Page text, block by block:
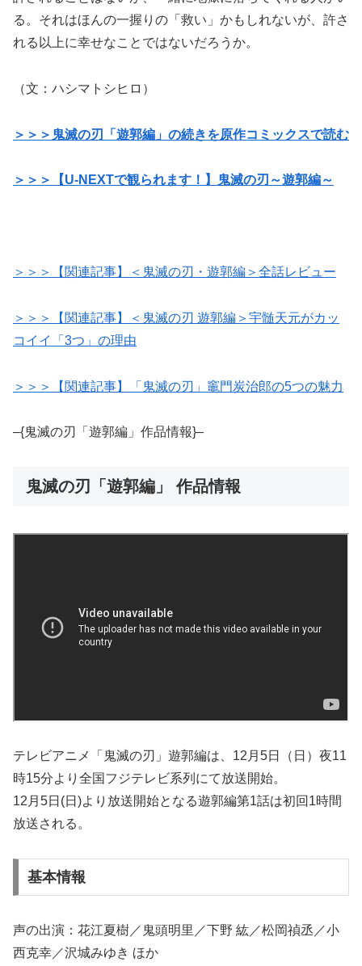
る。それはほんの一握りの「救い」かもしれないが、許さ
れる以上に幸せなことではないだろうか。
（文：ハシマトシヒロ）
＞＞＞鬼滅の刃「遊郭編」の続きを原作コミックスで読む
＞＞＞【U-NEXTで観られます！】鬼滅の刃～遊郭編～
＞＞＞【関連記事】＜鬼滅の刃・遊郭編＞全話レビュー
＞＞＞【関連記事】＜鬼滅の刃 遊郭編＞宇髄天元がカッ
コイイ「3つ」の理由
＞＞＞【関連記事】「鬼滅の刃」竈門炭治郎の5つの魅力
–{鬼滅の刃「遊郭編」作品情報}–
鬼滅の刃「遊郭編」 作品情報
テレビアニメ「鬼滅の刃」遊郭編は、12月5日（日）夜11
時15分より全国フジテレビ系列にて放送開始。
12月5日(日)より放送開始となる遊郭編第1話は初回1時間
放送される。
基本情報
声の出演：花江夏樹／鬼頭明里／下野 紘／松岡禎丞／小
西克幸／沢城みゆき ほか